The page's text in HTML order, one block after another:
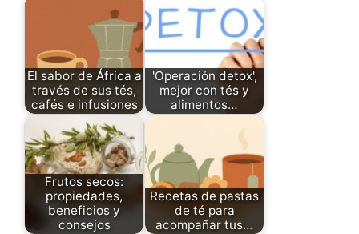
El sabor de África a
través de sus tés,
cafés e infusiones
'Operación detox',
mejor con tés y
alimentos…
Frutos secos:
propiedades,
beneficios y
consejos
Recetas de pastas
de té para
acompañar tus…